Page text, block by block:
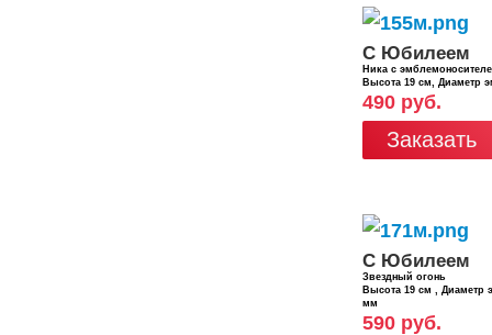
С Юбилеем
Ника с
Высота 19 см, Диаметр
490 руб.
Заказать
С Юбилеем
Звездный огонь
Высота 19 см , Диаметр
мм
590 руб.